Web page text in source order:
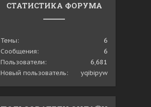
СТАТИСТИКА ФОРУМА
Темы
6
Сообщения
6
Пользователи
6,681
Новый пользователь
yqibipyw